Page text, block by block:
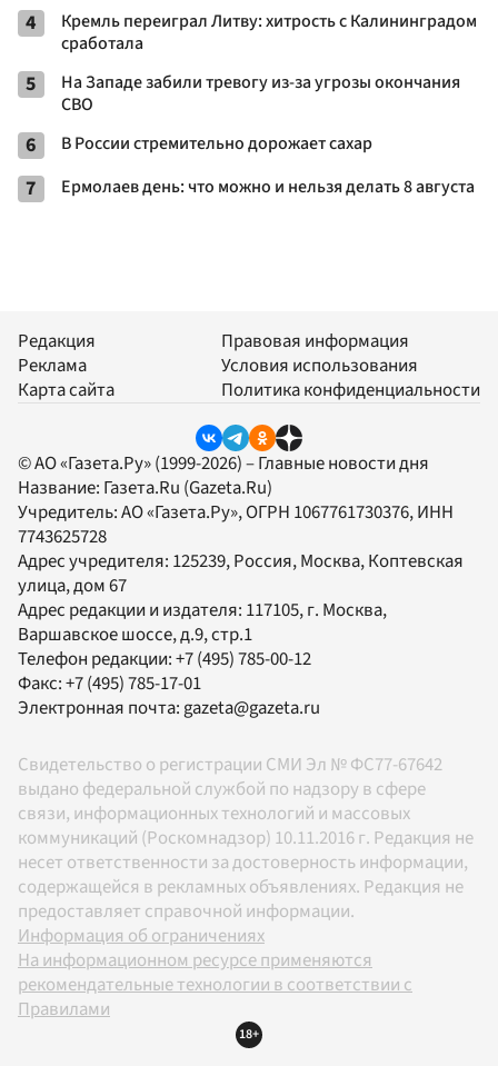
4
Кремль переиграл Литву: хитрость с Калининградом
сработала
5
На Западе забили тревогу из-за угрозы окончания
СВО
6 В России стремительно дорожает сахар
7 Ермолаев день: что можно и нельзя делать 8 августа
Редакция
Реклама
Карта сайта
Правовая информация
Условия использования
Политика конфиденциальности
© АО «Газета.Ру» (1999-2026) – Главные новости дня
Название: Газета.Ru (Gazeta.Ru)
Учредитель:АО «Газета.Ру», ОГРН 1067761730376, ИНН
7743625728
Адрес учредителя: 125239, Россия, Москва, Коптевская
улица, дом 67
Адрес редакции и издателя: 117105, г. Москва,
Варшавское шоссе, д.9, стр.1
Телефон редакции:+7 (495) 785-00-12
Факс:+7 (495) 785-17-01
Электронная почта:gazeta@gazeta.ru
Свидетельство о регистрации СМИ Эл № ФС77-67642
выдано федеральной службой по надзору в сфере
связи, информационных технологий и массовых
коммуникаций (Роскомнадзор) 10.11.2016 г. Редакция не
несет ответственности за достоверность информации,
содержащейся в рекламных объявлениях. Редакция не
предоставляет справочной информации.
Информация об ограничениях
На информационном ресурсе применяются
рекомендательные технологии в соответствии с
Правилами
18+